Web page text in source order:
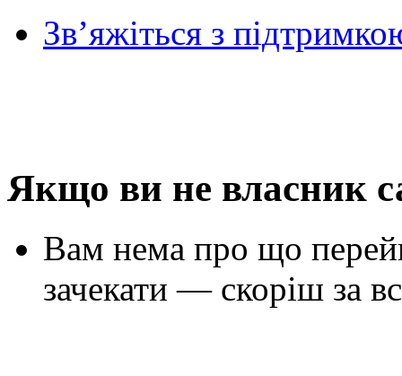
Зв’яжіться з
Якщо ви не власник
Вам нема про що
зачекати — скоріш за